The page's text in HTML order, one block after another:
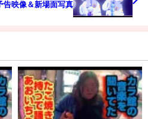
告映像＆新場面写真